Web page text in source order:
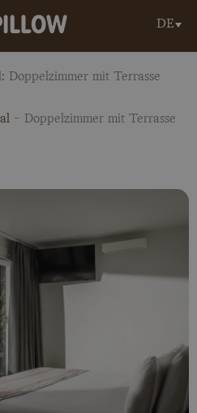
DE
Doppelzimmer mit Terrasse
- Doppelzimmer mit Terrasse